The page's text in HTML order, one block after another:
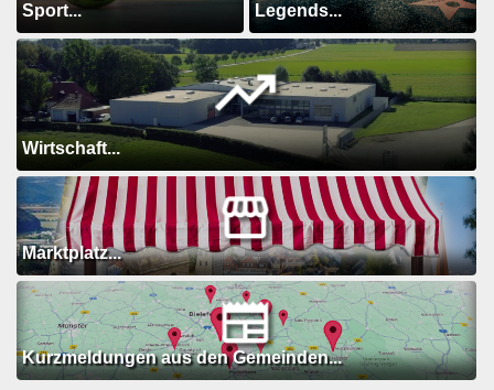
Sport... Legends...
Wirtschaft...
Marktplatz...
Kurzmeldungen aus den Gemeinden...